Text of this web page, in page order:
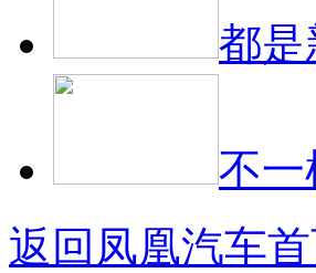
都是
不一
返回凤凰汽车